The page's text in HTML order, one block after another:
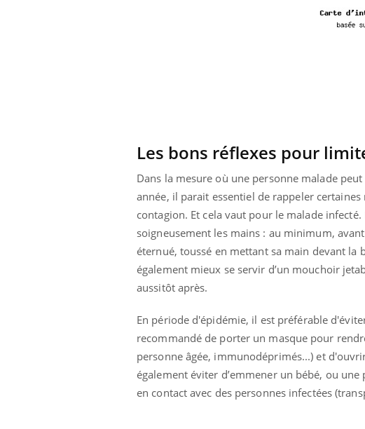
Les bons réflexes pour
Dans la mesure où une personne malade
année, il parait essentiel de rappelercertaines
contagion. Et cela vaut pour le malade
soigneusement les mains : au minimum,
éternué, toussé en mettant sa main devant
également mieux se servir d’un mouchoir
aussitôt après.
En période d'épidémie, il est préférable
recommandé de porter un masque pour
personne âgée, immunodéprimés...) et d'
également éviter d’emmener un bébé, ou
en contact avec des personnes infectées